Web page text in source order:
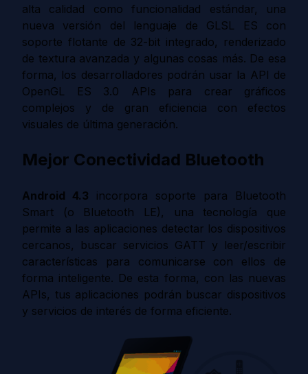
alta calidad como funcionalidad estándar, una
nueva versión del lenguaje de GLSL ES con
soporte flotante de 32-bit integrado, renderizado
de textura avanzada y algunas cosas más. De esa
forma, los desarrolladores podrán usar la API de
OpenGL ES 3.0 APIs para crear gráficos
complejos y de gran eficiencia con efectos
visuales de última generación.
Mejor Conectividad Bluetooth
Android 4.3 incorpora soporte para Bluetooth
Smart (o Bluetooth LE), una tecnología que
permite a las aplicaciones detectar los dispositivos
cercanos, buscar servicios GATT y leer/escribir
características para comunicarse con ellos de
forma inteligente. De esta forma, con las nuevas
APIs, tus aplicaciones podrán buscar dispositivos
y servicios de interés de forma eficiente.